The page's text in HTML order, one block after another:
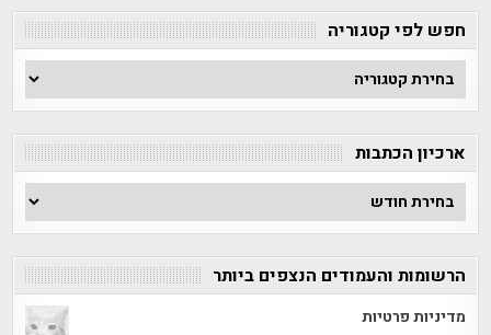
חפש לפי קטגוריה
חפש
לפי
קטגוריה
ארכיון הכתבות
ארכיון
הכתבות
הרשומות והעמודים הנצפים ביותר
מדיניות פרטיות